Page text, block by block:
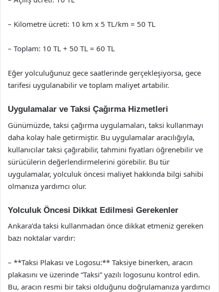
– Kilometre ücreti: 10 km x 5 TL/km = 50 TL
– Toplam: 10 TL + 50 TL = 60 TL
Eğer yolculuğunuz gece saatlerinde gerçekleşiyorsa, gece
tarifesi uygulanabilir ve toplam maliyet artabilir.
Uygulamalar ve Taksi Çağırma Hizmetleri
Günümüzde, taksi çağırma uygulamaları, taksi kullanmayı
daha kolay hale getirmiştir. Bu uygulamalar aracılığıyla,
kullanıcılar taksi çağırabilir, tahmini fiyatları öğrenebilir ve
sürücülerin değerlendirmelerini görebilir. Bu tür
uygulamalar, yolculuk öncesi maliyet hakkında bilgi sahibi
olmanıza yardımcı olur.
Yolculuk Öncesi Dikkat Edilmesi Gerekenler
Ankara’da taksi kullanmadan önce dikkat etmeniz gereken
bazı noktalar vardır:
– **Taksi Plakası ve Logosu:** Taksiye binerken, aracın
plakasını ve üzerinde “Taksi” yazılı logosunu kontrol edin.
Bu, aracın resmi bir taksi olduğunu doğrulamanıza yardımcı